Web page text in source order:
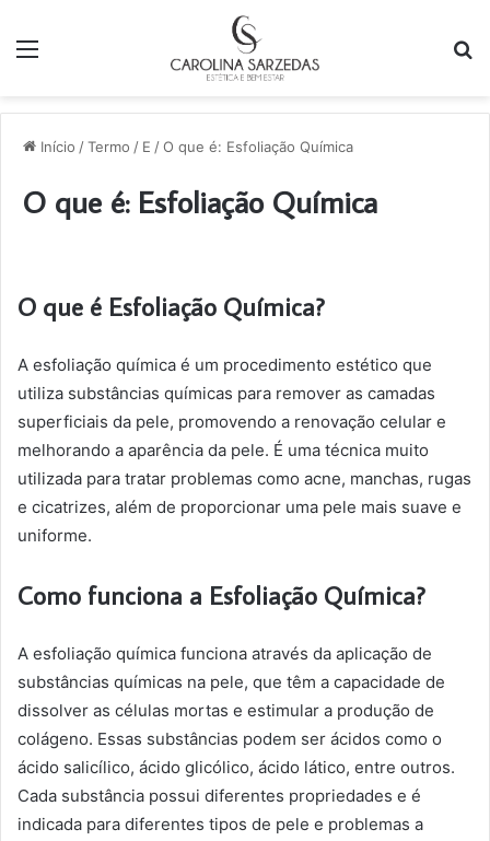
Início /Termo / E /O que é: Esfoliação Química
O que é: Esfoliação Química
O que é Esfoliação Química?
A esfoliação química é um procedimento estético que
utiliza substâncias químicas para remover as camadas
superficiais da pele, promovendo a renovação celular e
melhorando a aparência da pele. É uma técnica muito
utilizada para tratar problemas como acne, manchas, rugas
e cicatrizes, além de proporcionar uma pele mais suave e
uniforme.
Como funciona a Esfoliação Química?
A esfoliação química funciona através da aplicação de
substâncias químicas na pele, que têm a capacidade de
dissolver as células mortas e estimular a produção de
colágeno. Essas substâncias podem ser ácidos como o
ácido salicílico, ácido glicólico, ácido lático, entre outros.
Cada substância possui diferentes propriedades e é
indicada para diferentes tipos de pele e problemas a